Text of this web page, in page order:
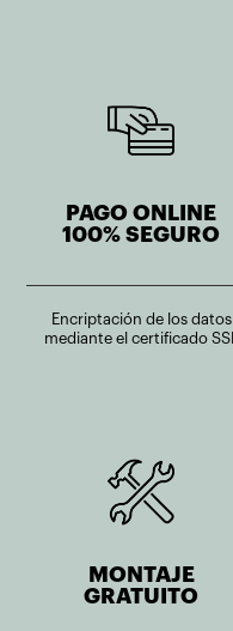
PAGO ONLINE
100% SEGURO
Encriptación de los datos
mediante el certificado SSL
MONTAJE
GRATUITO